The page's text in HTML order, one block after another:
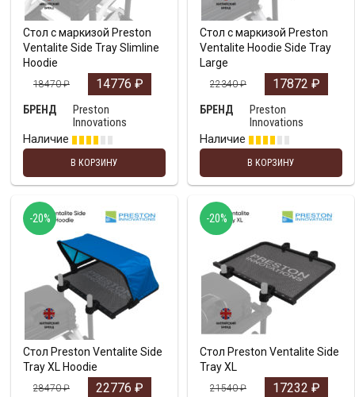
Стол с маркизой Preston
Ventalite Side Tray Slimline
Hoodie
18470₽ 14776 ₽
БРЕНД
Preston
Innovations
Наличие
В КОРЗИНУ
Стол с маркизой Preston
Ventalite Hoodie Side Tray
Large
22340₽ 17872 ₽
БРЕНД
Preston
Innovations
Наличие
В КОРЗИНУ
Стол Preston Ventalite Side
Tray XL Hoodie
28470₽ 22776 ₽
-20%
Стол Preston Ventalite Side
Tray XL
21540₽ 17232 ₽
-20%